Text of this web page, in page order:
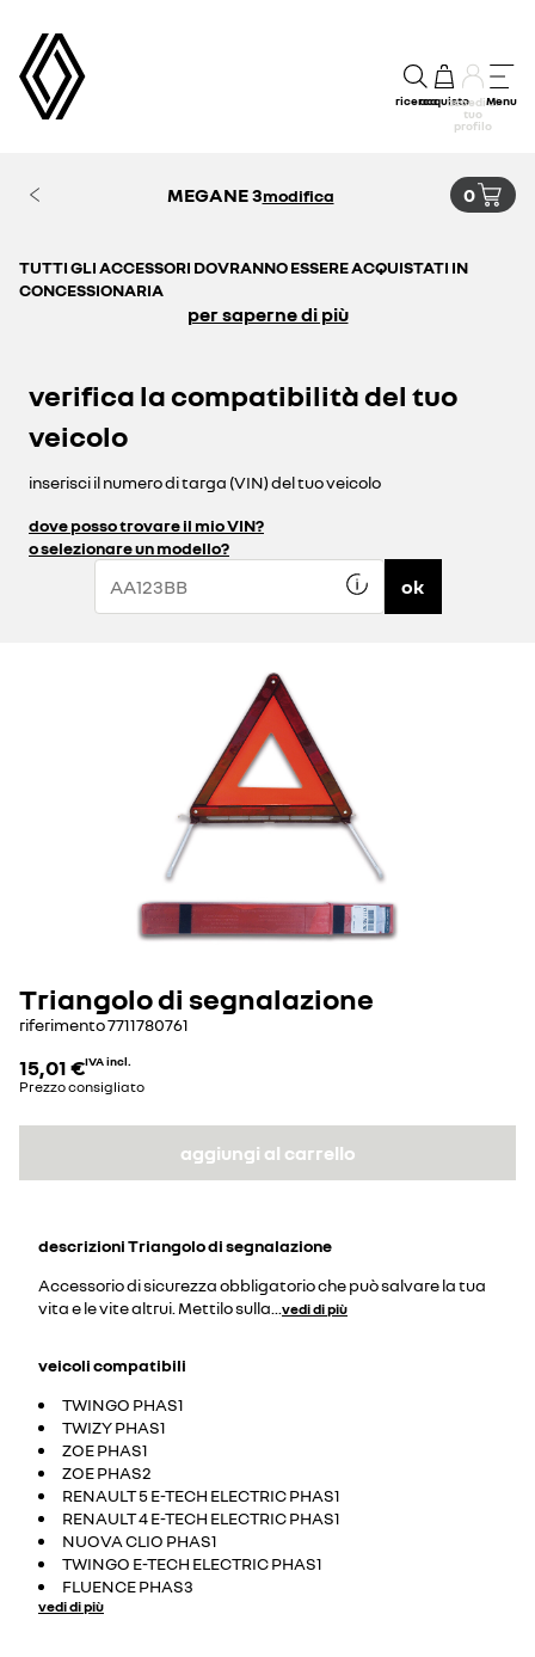
ricercaacquistoaccedi al
tuo
profilo
Menu
MEGANE 3modifica 0
TUTTI GLI ACCESSORI DOVRANNO ESSERE ACQUISTATI IN
CONCESSIONARIA
per saperne di più
verifica la compatibilità del tuo
veicolo
inserisci il numero di targa (VIN) del tuo veicolo
dove posso trovare il mio VIN?
o selezionare un modello?
ok
Triangolo di segnalazione
riferimento7711780761
15,01 €IVA incl.
Prezzo consigliato
aggiungi al carrello
descrizioniTriangolo di segnalazione
Accessorio di sicurezza obbligatorio che può salvare la tua
vita e le vite altrui. Mettilo sulla...vedi di più
veicoli compatibili
TWINGO PHAS1
TWIZY PHAS1
ZOE PHAS1
ZOE PHAS2
RENAULT 5 E-TECH ELECTRIC PHAS1
RENAULT 4 E-TECH ELECTRIC PHAS1
NUOVA CLIO PHAS1
TWINGO E-TECH ELECTRIC PHAS1
FLUENCE PHAS3
vedi di più